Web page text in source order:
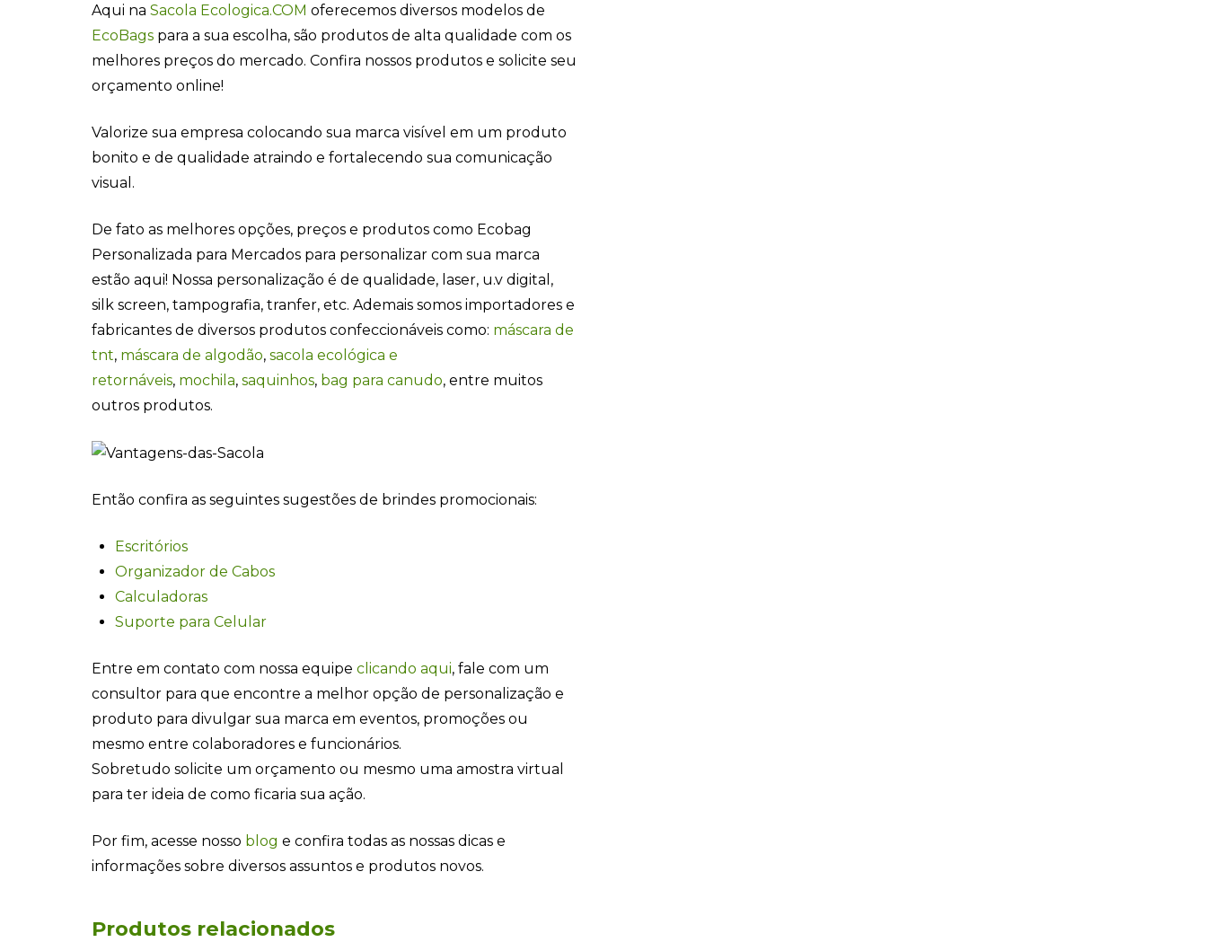
Aqui na Sacola Ecologica.COM oferecemos diversos modelos de
EcoBags para a sua escolha, são produtos de alta qualidade com os
melhores preços do mercado. Confira nossos produtos e solicite seu
orçamento online!
Valorize sua empresa colocando sua marca visível em um produto
bonito e de qualidade atraindo e fortalecendo sua comunicação
visual.
De fato as melhores opções, preços e produtos como Ecobag
Personalizada para Mercados para personalizar com sua marca
estão aqui! Nossa personalização é de qualidade, laser, u.v digital,
silk screen, tampografia, tranfer, etc. Ademais somos importadores e
fabricantes de diversos produtos confeccionáveis como: máscara de
tnt, máscara de algodão, sacola ecológica e
retornáveis, mochila, saquinhos, bag para canudo, entre muitos
outros produtos.
Então confira as seguintes sugestões de brindes promocionais:
Escritórios
Organizador de Cabos
Calculadoras
Suporte para Celular
Entre em contato com nossa equipe clicando aqui, fale com um
consultor para que encontre a melhor opção de personalização e
produto para divulgar sua marca em eventos, promoções ou
mesmo entre colaboradores e funcionários.
Sobretudo solicite um orçamento ou mesmo uma amostra virtual
para ter ideia de como ficaria sua ação.
Por fim, acesse nosso blog e confira todas as nossas dicas e
informações sobre diversos assuntos e produtos novos.
Produtos relacionados
+55
Eu concordo em receber comunicações.
momento.